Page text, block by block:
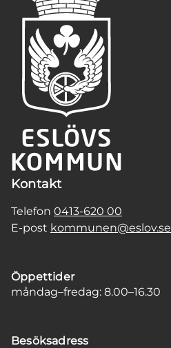
Kontakt
Telefon 0413-620 00
E-post kommunen@eslov.se
Öppettider
måndag–fredag: 8.00–16.30
Besöksadress